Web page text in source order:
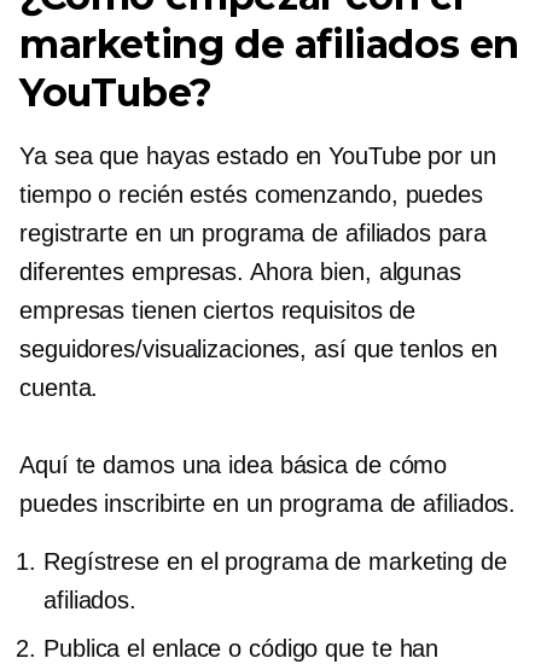
marketing de afiliados en
YouTube?
Ya sea que hayas estado en YouTube por un
tiempo o recién estés comenzando, puedes
registrarte en un programa de afiliados para
diferentes empresas. Ahora bien, algunas
empresas tienen ciertos requisitos de
seguidores/visualizaciones, así que tenlos en
cuenta.
Aquí te damos una idea básica de cómo
puedes inscribirte en un programa de afiliados.
Regístrese en el programa de marketing de
afiliados.
Publica el enlace o código que te han